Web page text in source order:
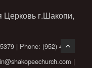
Церковь г.Шакопи,
| Phone: (952) 496-
|